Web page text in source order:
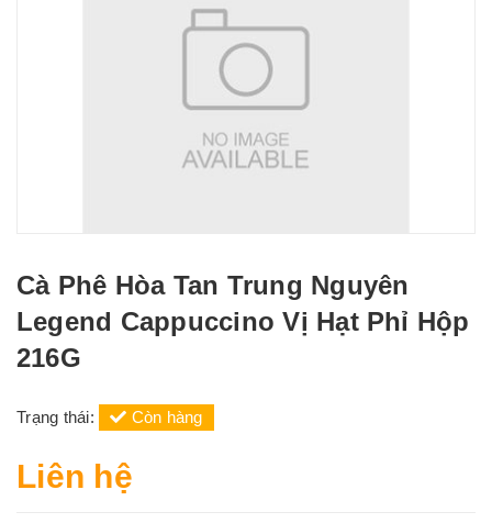
Cà Phê Hòa Tan Trung Nguyên
Legend Cappuccino Vị Hạt Phỉ Hộp
216G
Trạng thái: Còn hàng
Liên hệ